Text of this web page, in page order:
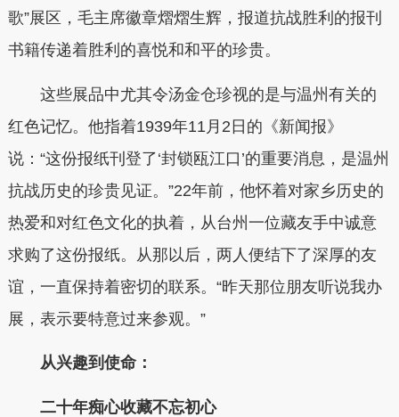
歌”展区，毛主席徽章熠熠生辉，报道抗战胜利的报刊
书籍传递着胜利的喜悦和和平的珍贵。
这些展品中尤其令汤金仓珍视的是与温州有关的
红色记忆。他指着1939年11月2日的《新闻报》
说：“这份报纸刊登了‘封锁瓯江口’的重要消息，是温州
抗战历史的珍贵见证。”22年前，他怀着对家乡历史的
热爱和对红色文化的执着，从台州一位藏友手中诚意
求购了这份报纸。从那以后，两人便结下了深厚的友
谊，一直保持着密切的联系。“昨天那位朋友听说我办
展，表示要特意过来参观。”
从兴趣到使命：
二十年痴心收藏不忘初心